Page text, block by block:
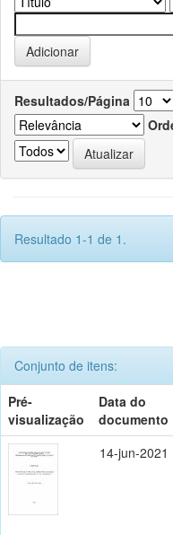
Resultados/Página
Resultado 1-1 de 1.
Conjunto de itens:
Pré-
visualização
Data do
documento
14-jun-2021